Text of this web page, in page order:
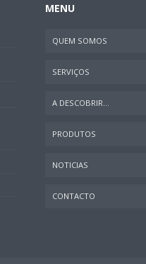
MENU
QUEM SOMOS
SERVIÇOS
A DESCOBRIR...
PRODUTOS
NOTICIAS
CONTACTO